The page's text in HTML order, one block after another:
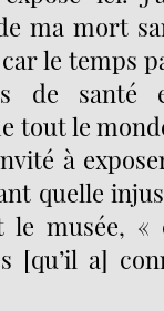
ma mort
le temps
de santé
tout le
à
quelle
musée, «
[qu’il a]